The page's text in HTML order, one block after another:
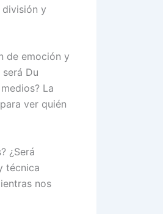
y
de emoción y
Du
La
ver quién
¿Será
técnica
nos